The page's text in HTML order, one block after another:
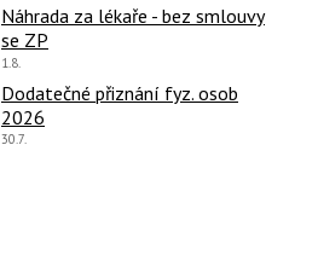
Náhrada za lékaře - bez smlouvy
se ZP
Poslední
1.8.
Dodatečné přiznání fyz. osob
2026
Poslední
30.7.